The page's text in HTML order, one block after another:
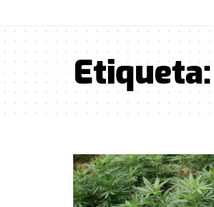
Etiqueta: